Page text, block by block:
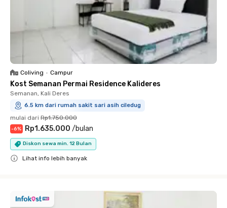
Coliving • Campur
Kost Semanan Permai Residence Kalideres
Semanan, Kali Deres
6.5 km dari rumah sakit sari asih ciledug
mulai dari Rp1.750.000
-6% Rp1.635.000 /bulan
Diskon sewa min. 12 Bulan
Lihat info lebih banyak